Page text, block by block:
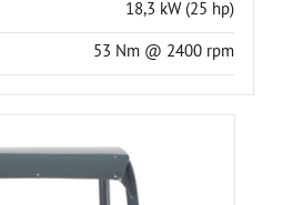
18,3 kW (25 hp)
53 Nm @ 2400 rpm